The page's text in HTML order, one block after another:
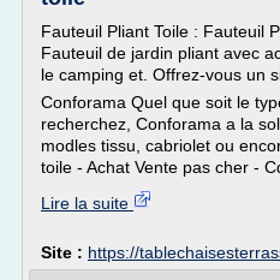
Fauteuil Pliant Toile : Fauteuil
Fauteuil de jardin pliant avec
le camping et. Offrez-vous un
Conforama Quel que soit le
recherchez, Conforama a la
modles tissu, cabriolet ou
toile - Achat Vente pas cher -
Lire la suite
Site : https://